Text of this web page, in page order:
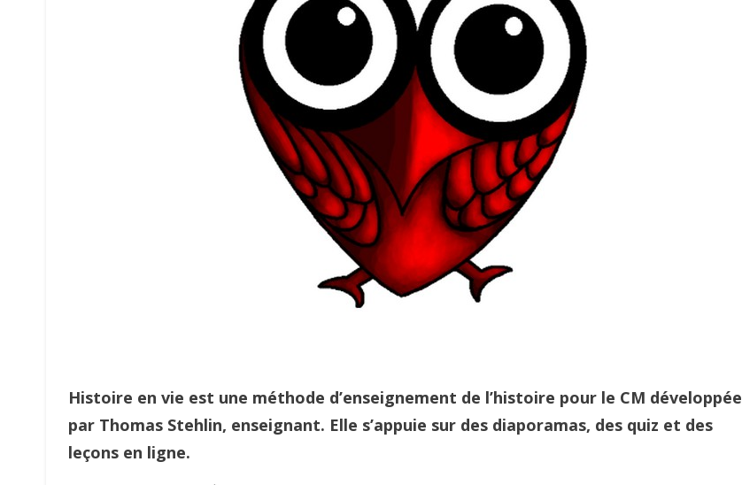
Histoire en vie est une méthode d’enseignement de l’histoire pour le CM développée
par Thomas Stehlin, enseignant. Elle s’appuie sur des diaporamas, des quiz et des
leçons en ligne.